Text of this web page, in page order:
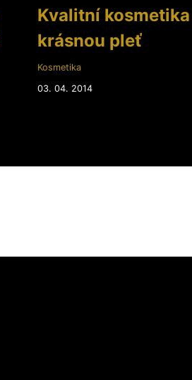
Kvalitní
krásnou pleť
Kosmetika
03. 04. 2014